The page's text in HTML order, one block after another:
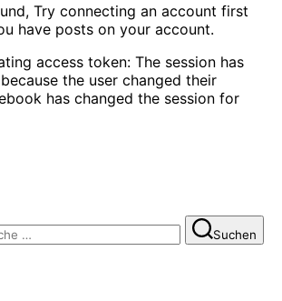
Try connecting an account first
have posts on your account.
access token: The session has
the user changed their
has changed the session for
Suchen